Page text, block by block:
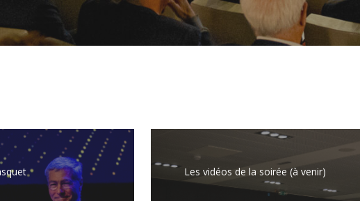
Les vidéos de la soirée (à venir)